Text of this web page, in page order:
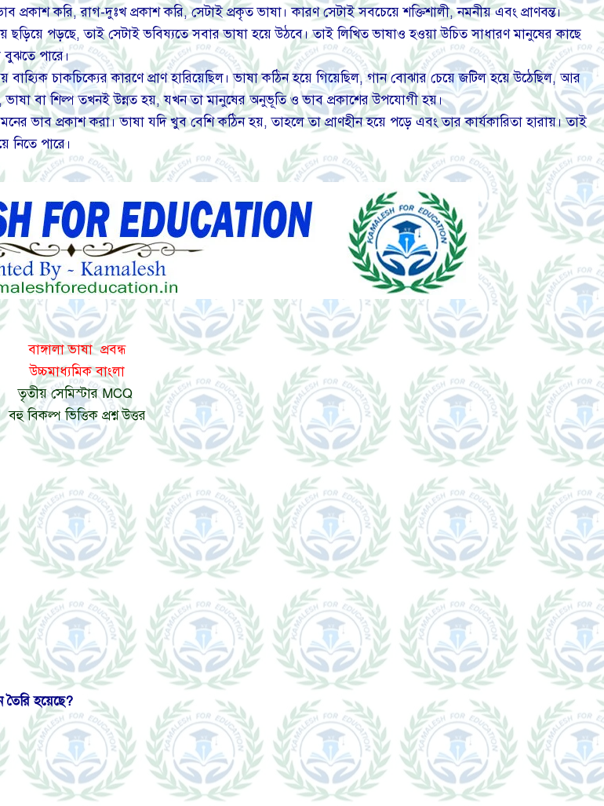
করি, রাগ-দুঃখ প্রকাশ করি, সেটাই প্রকৃত ভাষা। কারণ সেটাই সবচেয়ে শক্তিশালী, নমনীয় এবং প্রাণবন্ত।
ছড়িয়ে পড়ছে, তাই সেটাই ভবিষ্যতে সবার ভাষা হয়ে উঠবে। তাই লিখিত ভাষাও হওয়া উচিত সাধারণ মানুষের কাছে
বুঝতে পারে।
চাকচিক্যের কারণে প্রাণ হারিয়েছিল। ভাষা কঠিন হয়ে গিয়েছিল, গান বোঝার চেয়ে জটিল হয়ে উঠেছিল, আর
বা শিল্প তখনই উন্নত হয়, যখন তা মানুষের অনুভূতি ও ভাব প্রকাশের উপযোগী হয়।
ভাব প্রকাশ করা। ভাষা যদি খুব বেশি কঠিন হয়, তাহলে তা প্রাণহীন হয়ে পড়ে এবং তার কার্যকারিতা হারায়। তাই
নিতে পারে।
বাঙ্গালা ভাষা প্রবন্ধ
উচ্চমাধ্যমিক বাংলা
তৃতীয় সেমিস্টার MCQ
বহু বিকল্প ভিত্তিক প্রশ্ন উত্তর
তৈরিহয়েছে?